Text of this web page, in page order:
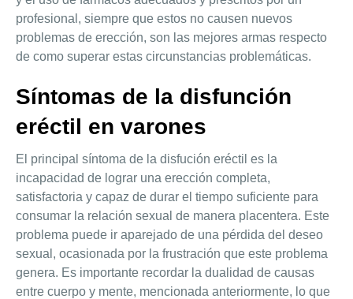
profesional, siempre que estos no causen nuevos
problemas de erección, son las mejores armas respecto
de como superar estas circunstancias problemáticas.
Síntomas de la disfunción
eréctil en varones
El principal síntoma de la disfución eréctil es la
incapacidad de lograr una erección completa,
satisfactoria y capaz de durar el tiempo suficiente para
consumar la relación sexual de manera placentera. Este
problema puede ir aparejado de una pérdida del deseo
sexual, ocasionada por la frustración que este problema
genera. Es importante recordar la dualidad de causas
entre cuerpo y mente, mencionada anteriormente, lo que